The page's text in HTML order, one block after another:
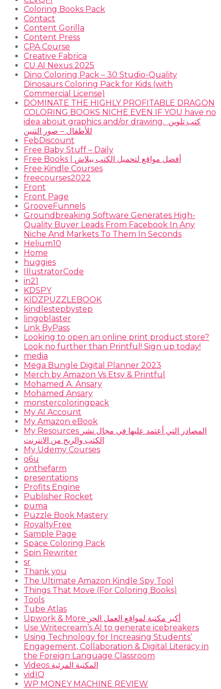
Coloring Books Pack
Contact
Content Gorilla
Content Press
CPA Course
Creative Fabrica
CU AI Nexus 2025
Dino Coloring Pack – 30 Studio-Quality
Dinosaurs Coloring Pack for Kids (with
Commercial License)
DOMINATE THE HIGHLY PROFITABLE DRAGON
COLORING BOOKS NICHE EVEN IF YOU have no
idea about graphics and/or drawing. ​ كتب تلوين
للأطفال – صور التنين
FebDiscount
Free Baby Stuff – Daily
Free Books | أفضل مواقع لتحميل الكتب ببلاش
Free Kindle Courses
freecourses2022
Front
Front Page
GrooveFunnels
Groundbreaking Software Generates High-
Quality Buyer Leads From Facebook In Any
Niche And Markets To Them In Seconds
Helium10
Home
huggies
IllustratorCode
in21
KDSPY
KIDZPUZZLEBOOK
kindlestepbystep
lingoblaster
Link ByPass
Looking to open an online print product store?
Look no further than Printful! Sign up today!
media
Mega Bungle Digital Planner 2023
Merch by Amazon Vs Etsy & Printful
Mohamed A. Ansary
Mohamed Ansary
monstercoloringpack
My AI Account
My Amazon eBook
My Resources المصادر التي أعتمد عليها في مجال نشر
الكتب والربح من الانترنت
My Udemy Courses
o6u
onthefarm
presentations
Profits Engine
Publisher Rocket
puma
Puzzle Book Mastery
RoyaltyFree
Sample Page
Space Coloring Pack
Spin Rewriter
sr
Thank you
The Ultimate Amazon Kindle Spy Tool
Things That Move (For Coloring Books)
Tools
Tube Atlas
Upwork & More أكبر مكتبة لمواقع العمل الحر
Use Writecream’s AI to generate icebreakers
Using Technology for Increasing Students’
Engagement, Collaboration & Digital Literacy in
the Foreign Language Classroom
Videos المكتبة المرئية
vidIQ
WP MONEY MACHINE REVIEW